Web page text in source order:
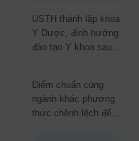
USTH thành lập khoa
Y Dược, định hướng
đào tạo Y khoa sau
Điểm chuẩn cùng
ngành khác phương
thức chênh lệch đến